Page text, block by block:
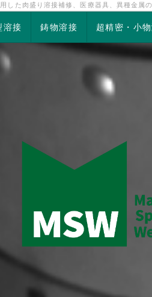
た肉盛り溶接補修、医療器具、異種金属
溶接 鋳物溶接 超精密・小